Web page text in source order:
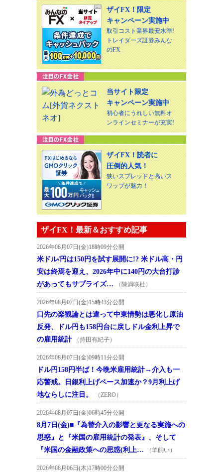
ザイFX！限定
キャンペーン実施中
取引コスト業界最安水準!
トレイダーズ証券みんな
のFX
当サイト限定
キャンペーン実施中
初心者にうれしい無料オ
ンラインセミナーが充実!
ザイFX！読者に
圧倒的人気！
狭いスプレッドと高いス
ワップが魅力！
ザイFX！最新＆おすすめ記事
2026年08月07日(金)18時09分公開
米ドル/円は150円を試す展開に!? 米ドル高・円
安は終焉を迎え、2026年中に140円の大台打診
があってもサプライズ…
（陳満咲杜）
2026年08月07日(金)15時43分公開
口先の楽観論とは違って中東情勢は悪化し原油
反発、ドル円も158円台に戻しドル金利上昇で
の雇用統計
（持田有紀子）
2026年08月07日(金)09時11分公開
ドル円158円半ば！今晩米雇用統計→介入も一
応警戒。日銀利上げペース加速か？9月利上げ
地ならしに注目。
（ZERO）
2026年08月07日(金)06時45分公開
8月7日(金)■『為替介入の影響と更なる実施への
思惑』と『米国の雇用統計の発表』、そして
『米国の金融政策への思惑(利上…
（羊飼い）
2026年08月06日(木)17時00分公開